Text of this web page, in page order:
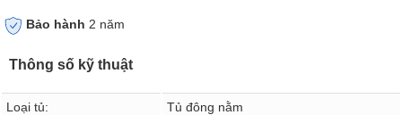
Bảo hành 2 năm
Thông số kỹ thuật
Loại tủ: Tủ đông nằm